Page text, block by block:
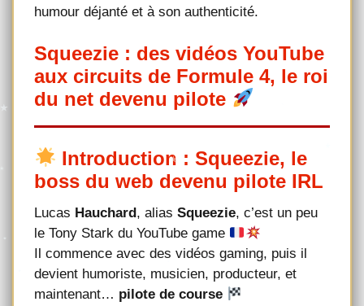
humour déjanté et à son authenticité.
Squeezie : des vidéos YouTube
aux circuits de Formule 4, le roi
du net devenu pilote
Introduction : Squeezie, le
boss du web devenu pilote IRL
Lucas Hauchard, alias Squeezie, c’est un peu
le Tony Stark du YouTube game
Il commence avec des vidéos gaming, puis il
devient humoriste, musicien, producteur, et
maintenant… pilote de course